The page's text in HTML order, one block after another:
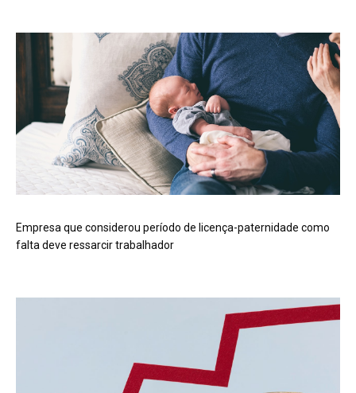
Empresa que considerou período de licença-paternidade como
falta deve ressarcir trabalhador